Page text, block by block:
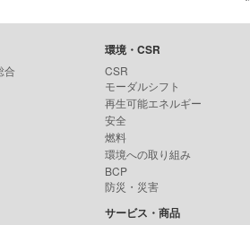
合
環境・CSR
CSR
モーダルシフト
再生可能エネルギー
安全
燃料
環境への取り組み
BCP
防災・災害
サービス・商品